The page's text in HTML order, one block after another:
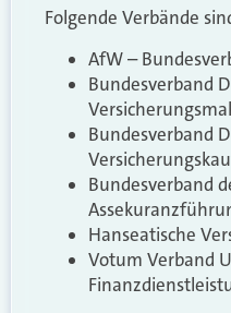
Folgende Verbände
AfW –
Bundesverband
Bundesverband
Bundesverband
Hanseatische
Votum Verband